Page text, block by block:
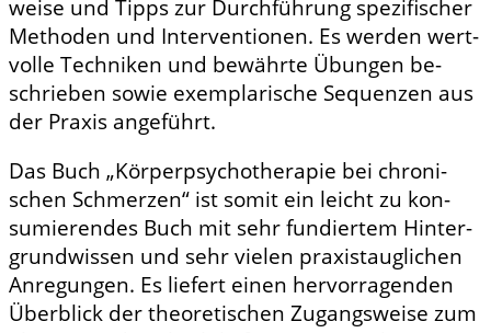
weise und Tipps zur Durchführung spezifischer
Methoden und Interventionen. Es werden wert­
volle Techniken und bewährte Übungen be­
schrieben sowie exemplarische Sequenzen aus
der Praxis angeführt.
Das Buch „Körperpsychotherapie bei chroni­
schen Schmerzen“ ist somit ein leicht zu kon­
sumierendes Buch mit sehr fundiertem Hinter­
grundwissen und sehr vielen praxistauglichen
Anregungen. Es liefert einen hervorragenden
Überblick der theoretischen Zugangsweise zum